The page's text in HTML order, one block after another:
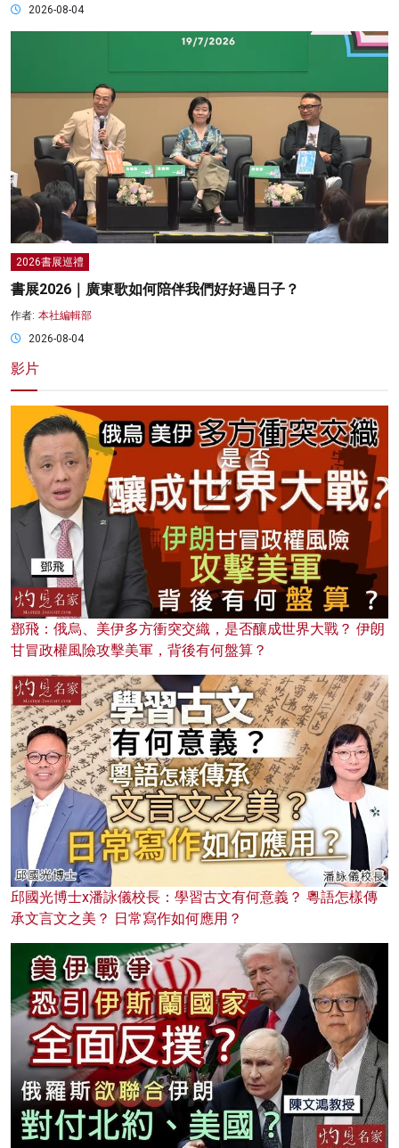
2026-08-04
2026書展巡禮
書展2026｜廣東歌如何陪伴我們好好過日子？
作者: 本社編輯部
2026-08-04
影片
鄧飛：俄烏、美伊多方衝突交織，是否釀成世界大戰？ 伊朗
甘冒政權風險攻擊美軍，背後有何盤算？
邱國光博士x潘詠儀校長：學習古文有何意義？ 粵語怎樣傳
承文言文之美？ 日常寫作如何應用？